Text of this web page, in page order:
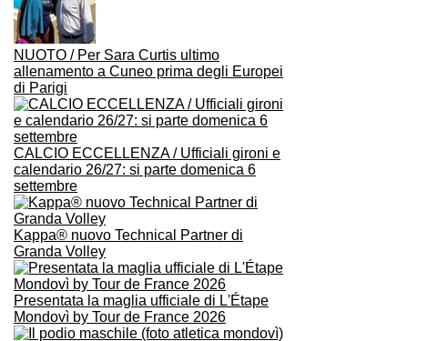
NUOTO / Per Sara Curtis ultimo
allenamento a Cuneo prima degli Europei
di Parigi
CALCIO ECCELLENZA / Ufficiali gironi e
calendario 26/27: si parte domenica 6
settembre
Kappa® nuovo Technical Partner di
Granda Volley
Presentata la maglia ufficiale di L'Étape
Mondovì by Tour de France 2026